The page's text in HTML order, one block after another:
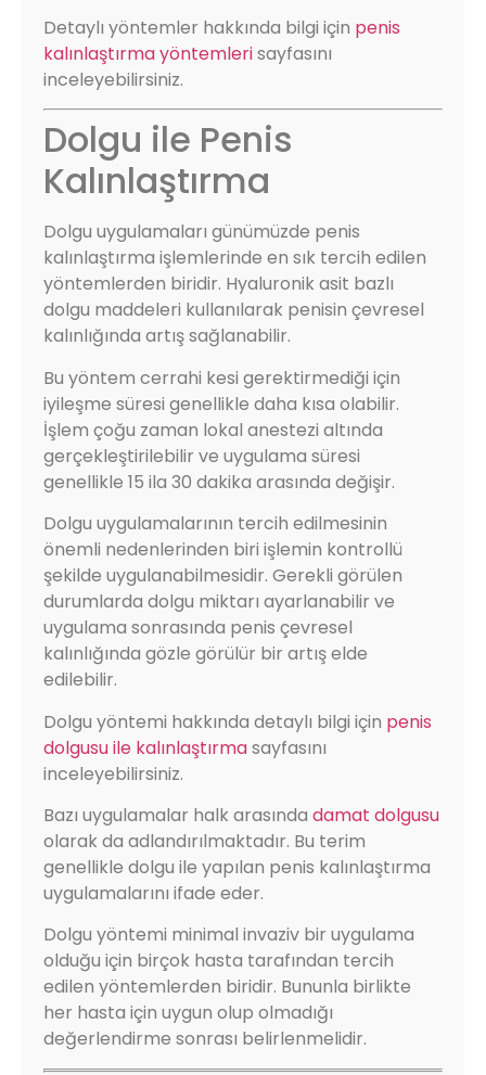
Detaylı yöntemler hakkında bilgi için penis
kalınlaştırma yöntemlerisayfasını
inceleyebilirsiniz.
Dolgu ile Penis
Kalınlaştırma
Dolgu uygulamaları günümüzde penis
kalınlaştırma işlemlerinde en sık tercih edilen
yöntemlerden biridir. Hyaluronik asit bazlı
dolgu maddeleri kullanılarak penisin çevresel
kalınlığında artış sağlanabilir.
Bu yöntem cerrahi kesi gerektirmediği için
iyileşme süresi genellikle daha kısa olabilir.
İşlem çoğu zaman lokal anestezi altında
gerçekleştirilebilir ve uygulama süresi
genellikle 15 ila 30 dakika arasında değişir.
Dolgu uygulamalarının tercih edilmesinin
önemli nedenlerinden biri işlemin kontrollü
şekilde uygulanabilmesidir. Gerekli görülen
durumlarda dolgu miktarı ayarlanabilir ve
uygulama sonrasında penis çevresel
kalınlığında gözle görülür bir artış elde
edilebilir.
Dolgu yöntemi hakkında detaylı bilgi için penis
dolgusu ile kalınlaştırmasayfasını
inceleyebilirsiniz.
Bazı uygulamalar halk arasında damat dolgusu
olarak da adlandırılmaktadır. Bu terim
genellikle dolgu ile yapılan penis kalınlaştırma
uygulamalarını ifade eder.
Dolgu yöntemi minimal invaziv bir uygulama
olduğu için birçok hasta tarafından tercih
edilen yöntemlerden biridir. Bununla birlikte
her hasta için uygun olup olmadığı
değerlendirme sonrası belirlenmelidir.